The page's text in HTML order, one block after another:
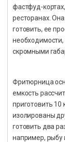
фастфуд-
ресторанах.
готовить, ее
скромными
Фритюрница
емкость
приготовить 10
изолированы
готовить два
например, рыбу